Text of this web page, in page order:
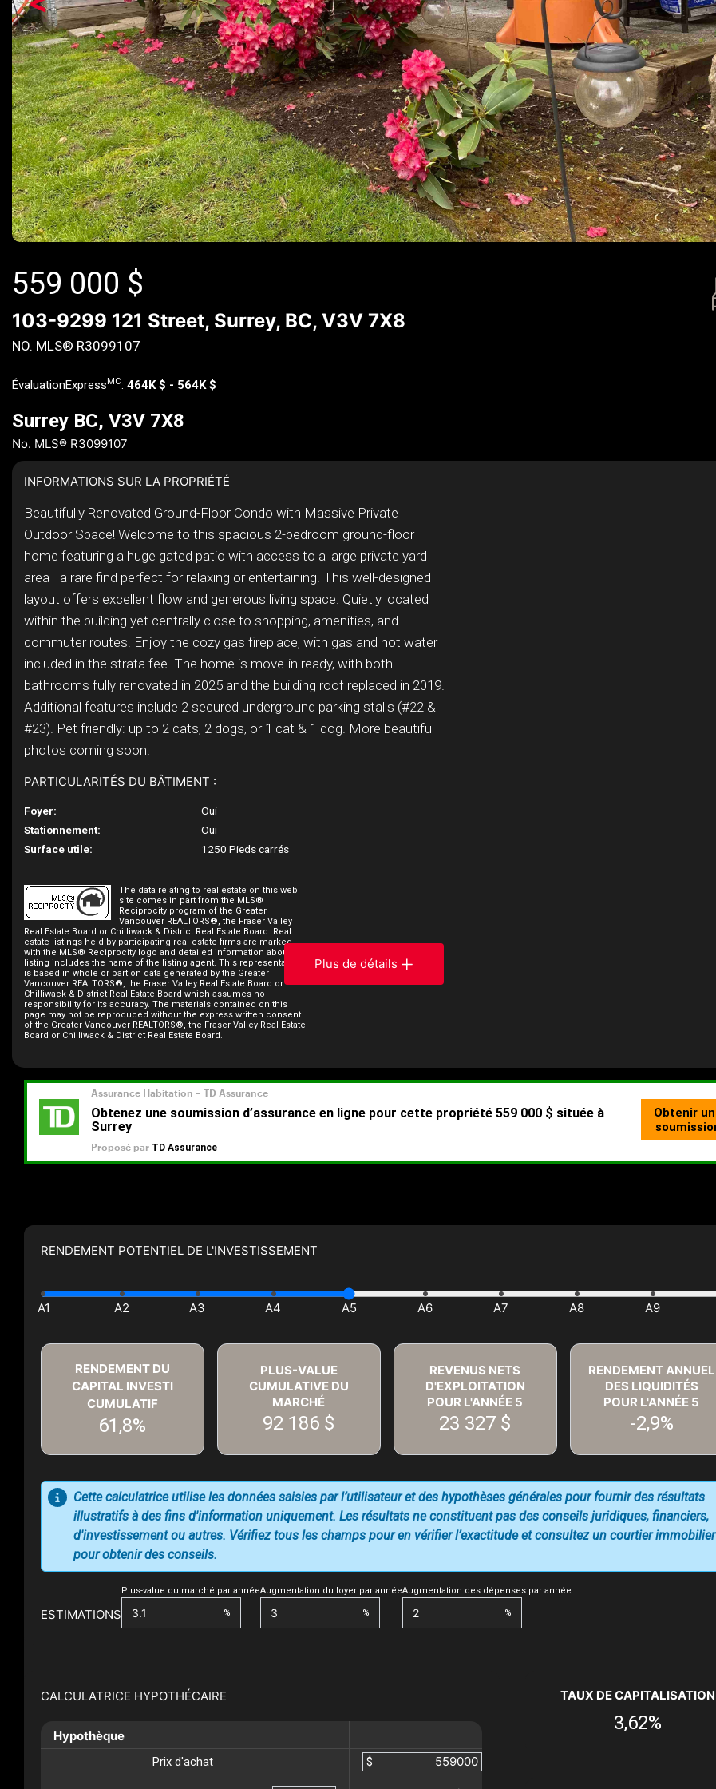
559 000 $
103-9299 121 Street, Surrey, BC, V3V 7X8
NO. MLS® R3099107
ÉvaluationExpress MC: 464K $ - 564K $
Surrey BC, V3V 7X8
No. MLS® R3099107
INFORMATIONS SUR LA PROPRIÉTÉ
Beautifully Renovated Ground-Floor Condo with Massive Private
Outdoor Space! Welcome to this spacious 2-bedroom ground-floor
home featuring a huge gated patio with access to a large private yard
area—a rare find perfect for relaxing or entertaining. This well-designed
layout offers excellent flow and generous living space. Quietly located
within the building yet centrally close to shopping, amenities, and
commuter routes. Enjoy the cozy gas fireplace, with gas and hot water
included in the strata fee. The home is move-in ready, with both
bathrooms fully renovated in 2025 and the building roof replaced in 2019.
Additional features include 2 secured underground parking stalls (#22 &
#23). Pet friendly: up to 2 cats, 2 dogs, or 1 cat & 1 dog. More beautiful
photos coming soon!
PARTICULARITÉS DU BÂTIMENT :
Foyer:
Oui
Stationnement:
Oui
Surface utile:
1250 Pieds carrés
The data relating to real estate on this web
site comes in part from the MLS®
Reciprocity program of the Greater
Vancouver REALTORS®, the Fraser Valley
Real Estate Board or Chilliwack & District Real Estate Board. Real
estate listings held by participating real estate firms are marked
with the MLS® Reciprocity logo and detailed information about the
listing includes the name of the listing agent. This representation
is based in whole or part on data generated by the Greater
Vancouver REALTORS®, the Fraser Valley Real Estate Board or
Chilliwack & District Real Estate Board which assumes no
responsibility for its accuracy. The materials contained on this
page may not be reproduced without the express written consent
of the Greater Vancouver REALTORS®, the Fraser Valley Real Estate
Board or Chilliwack & District Real Estate Board.
Plus de détails
RENDEMENT POTENTIEL DE L'INVESTISSEMENT
RENDEMENT DU
CAPITAL INVESTI
CUMULATIF
61,8%
PLUS-VALUE
CUMULATIVE DU
MARCHÉ
92 186 $
REVENUS NETS
D'EXPLOITATION
POUR L'ANNÉE 5
23 327 $
RENDEMENT ANNUEL
DES LIQUIDITÉS
POUR L'ANNÉE 5
-2,9%
ESTIMATIONS
Plus-value du marché par année
%
Augmentation du loyer par année
%
Augmentation des dépenses par année
%
Cette calculatrice utilise les données saisies par l’utilisateur et des hypothèses générales pour fournir des résultats
illustratifs à des fins d'information uniquement. Les résultats ne constituent pas des conseils juridiques, financiers,
d'investissement ou autres. Vérifiez tous les champs pour en vérifier l’exactitude et consultez un courtier immobilier
pour obtenir des conseils.
CALCULATRICE HYPOTHÉCAIRE
Hypothèque
Prix d'achat $
TAUX DE CAPITALISATION
3,62%